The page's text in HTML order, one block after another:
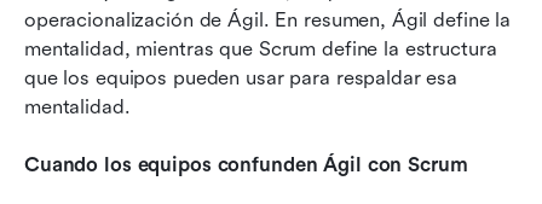
operacionalización de Ágil. En resumen, Ágil define la
mentalidad, mientras que Scrum define la estructura
que los equipos pueden usar para respaldar esa
mentalidad.
Cuando los equipos confunden Ágil con Scrum